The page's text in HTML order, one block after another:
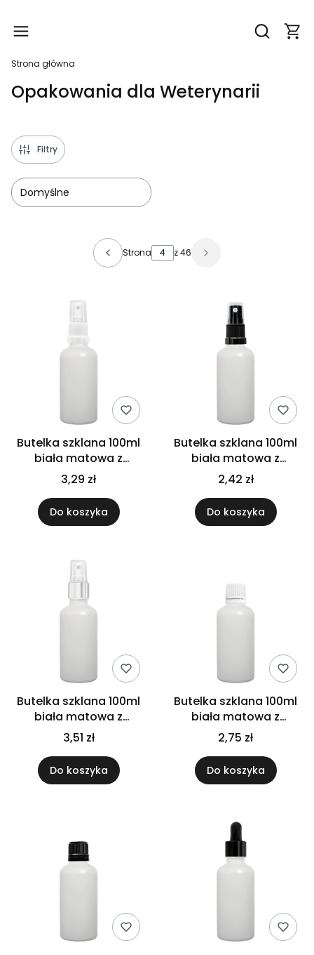
Otwórz
Strona główna
Opakowania dla Weterynarii
Filtry
Domyślne
Lista produktów
Strona z 46
Butelka szklana 100ml
biała matowa z
atomizerem białym
3,29 zł
Do koszyka
Butelka szklana 100ml
biała matowa z
atomizerem czarnym
2,42 zł
Do koszyka
Butelka szklana 100ml
biała matowa z
atomizerem srebrnym
3,51 zł
Do koszyka
Butelka szklana 100ml
biała matowa z
kroplomierzem białym
2,75 zł
Do koszyka